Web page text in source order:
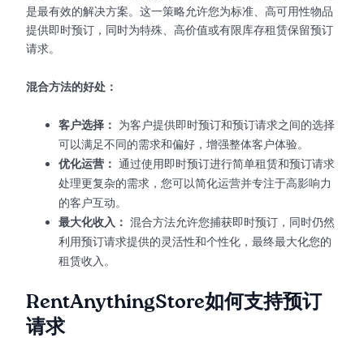
是最有效的解决方案。这一策略允许您为标准、高可用性物品
提供即时预订，同时为特殊、高价值或有限库存租赁保留预订
请求。
混合方法的好处：
客户选择： 为客户提供即时预订和预订请求之间的选择
可以满足不同的需求和偏好，增强整体客户体验。
优化运营： 通过使用即时预订进行简单租赁和预订请求
处理更复杂的需求，您可以简化运营并专注于高影响力
的客户互动。
最大化收入： 混合方法允许您捕获即时预订，同时仍然
利用预订请求提供的灵活性和个性化，最终最大化您的
租赁收入。
RentAnythingStore如何支持预订
请求